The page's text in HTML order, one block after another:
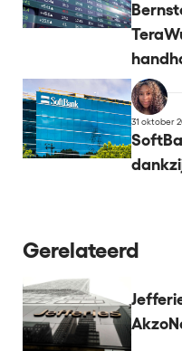
31 oktober
Gerelateerd